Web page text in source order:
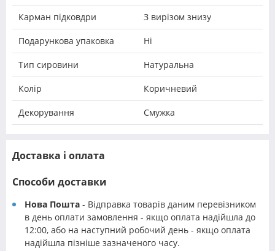
Карман підковдри З вирізом знизу
Подарункова упаковка Ні
Тип сировини Натуральна
Колір Коричневий
Декорування Смужка
Доставка і оплата
Способи доставки
Нова Пошта - Відправка товарів даним перевізником
в день оплати замовлення - якщо оплата надійшла до
12:00, або на наступний робочий день - якщо оплата
надійшла пізніше зазначеного часу.